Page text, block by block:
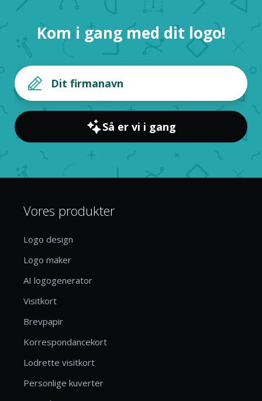
Kom i gang med dit logo!
Så er vi i gang
Vores produkter
Logo design
Logo maker
AI logogenerator
Visitkort
Brevpapir
Korrespondancekort
Lodrette visitkort
Personlige kuverter